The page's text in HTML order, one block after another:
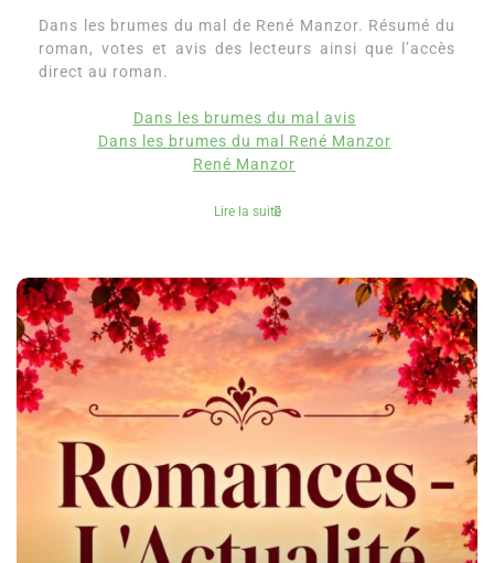
Dans les brumes du mal de René Manzor. Résumé du
roman, votes et avis des lecteurs ainsi que l’accès
direct au roman.
Dans les brumes du mal avis
Dans les brumes du mal René Manzor
René Manzor
Lire la suite